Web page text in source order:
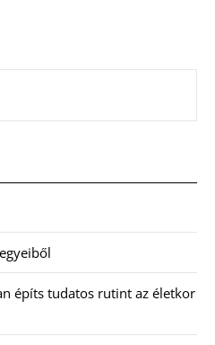
építs tudatos rutint az életkor